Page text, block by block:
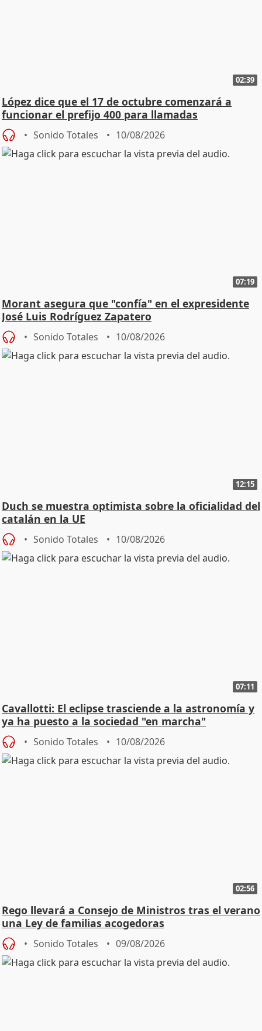
02:39
López dice que el 17 de octubre comenzará a
funcionar el prefijo 400 para llamadas
comerciales
Sonido Totales 10/08/2026
07:19
Morant asegura que "confía" en el expresidente
José Luis Rodríguez Zapatero
Sonido Totales 10/08/2026
12:15
Duch se muestra optimista sobre la oficialidad del
catalán en la UE
Sonido Totales 10/08/2026
07:11
Cavallotti: El eclipse trasciende a la astronomía y
ya ha puesto a la sociedad "en marcha"
Sonido Totales 10/08/2026
02:56
Rego llevará a Consejo de Ministros tras el verano
una Ley de familias acogedoras
Sonido Totales 09/08/2026